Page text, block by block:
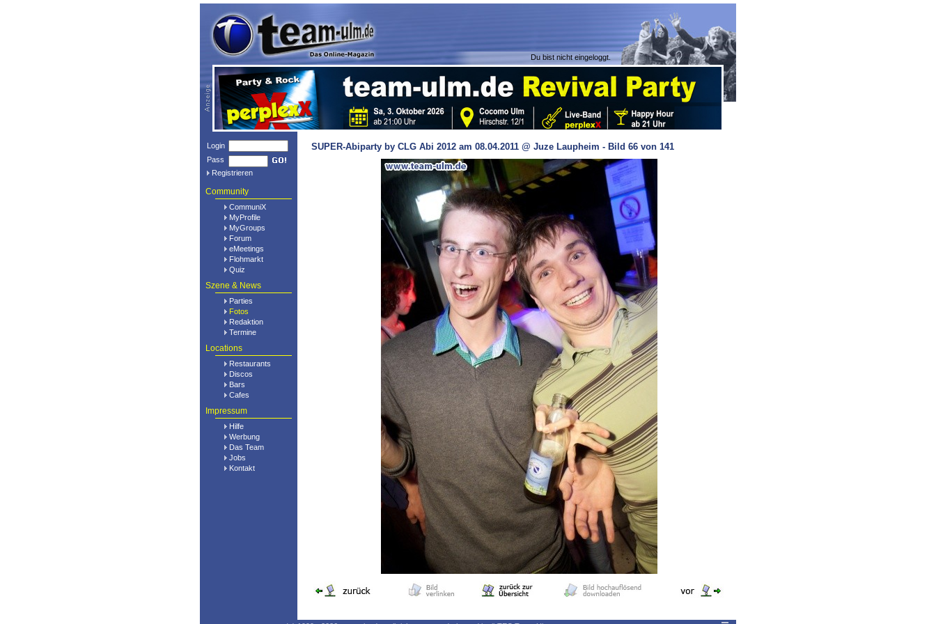
Du bist nicht eingeloggt.
Login
Pass
Registrieren
Community
CommuniX
MyProfile
MyGroups
Forum
eMeetings
Flohmarkt
Quiz
Szene & News
Parties
Fotos
Redaktion
Termine
Locations
Restaurants
Discos
Bars
Cafes
Impressum
Hilfe
Werbung
Das Team
Jobs
Kontakt
SUPER-Abiparty by CLG Abi 2012 am 08.04.2011 @ Juze Laupheim - Bild 66 von 141